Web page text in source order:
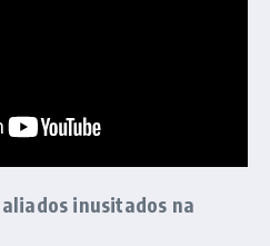
inusitados na